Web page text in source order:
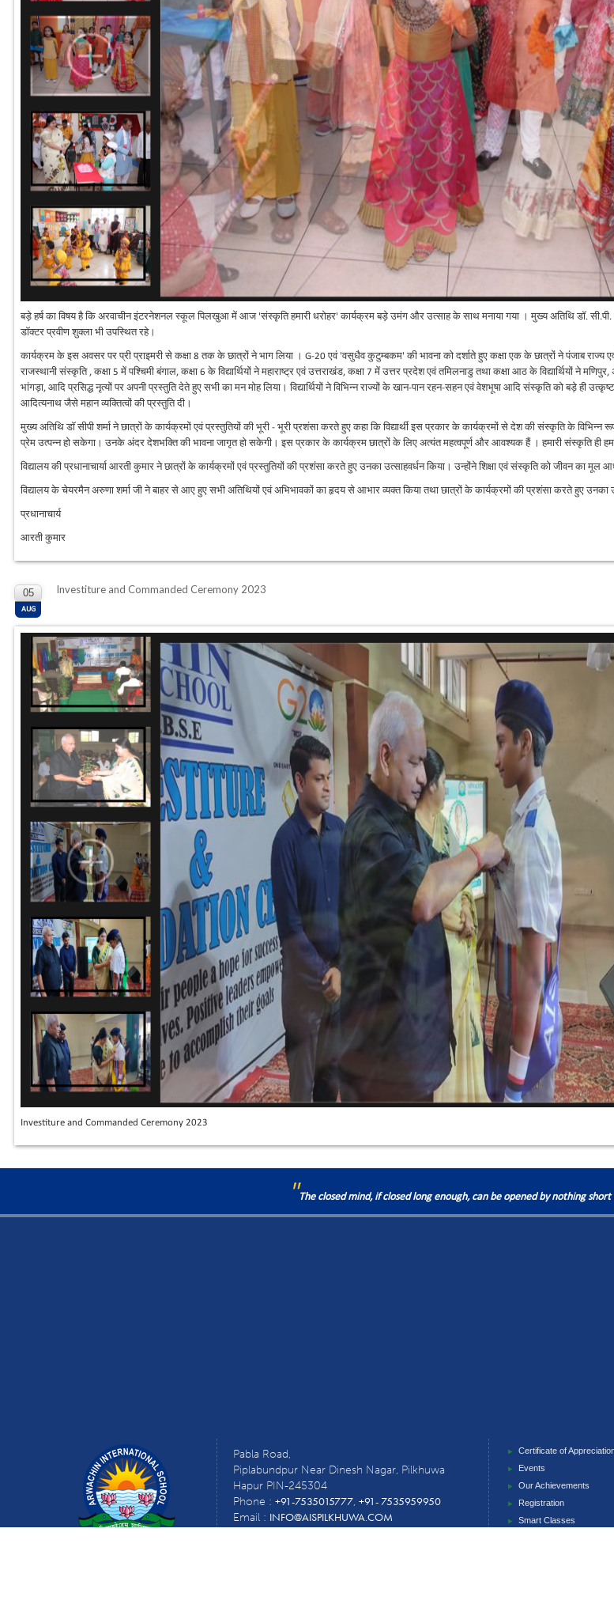
बड़े हर्ष का विषय है कि अरवाचीन इंटरनेशनल स्कूल पिलखुआ में आज 'संस्कृति हमारी धरोहर' कार्यक्रम बड़े उमंग और उत्साह के साथ मनाया गया । मुख्य अतिथि डॉ.
डॉक्टर प्रवीण शुक्ला भी उपस्थित रहे।
कार्यक्रम के इस अवसर पर प्री प्राइमरी से कक्षा 8 तक के छात्रों ने भाग लिया । G-20 एवं 'वसुधैव कुटुम्बकम' की भावना को दर्शाते हुए कक्षा एक के छात्रों ने पंजाब राज्य
राजस्थानी संस्कृति , कक्षा 5 में पश्चिमी बंगाल, कक्षा 6 के विद्यार्थियों ने महाराष्ट्र एवं उत्तराखंड, कक्षा 7 में उत्तर प्रदेश एवं तमिलनाडु तथा कक्षा आठ के विद्यार्थियों ने
भांगड़ा, आदि प्रसिद्ध नृत्यों पर अपनी प्रस्तुति देते हुए सभी का मन मोह लिया। विद्यार्थियों ने विभिन्न राज्यों के खान-पान रहन-सहन एवं वेशभूषा आदि संस्कृति को बड़े ही
आदित्यनाथ जैसे महान व्यक्तित्वों की प्रस्तुति दी।
मुख्य अतिथि डॉ सीपी शर्मा ने छात्रों के कार्यक्रमों एवं प्रस्तुतियों की भूरी - भूरी प्रशंसा करते हुए कहा कि विद्यार्थी इस प्रकार के कार्यक्रमों से देश की संस्कृति के
प्रेम उत्पन्न हो सकेगा। उनके अंदर देशभक्ति की भावना जागृत हो सकेगी। इस प्रकार के कार्यक्रम छात्रों के लिए अत्यंत महत्वपूर्ण और आवश्यक हैं । हमारी संस्कृति ही
विद्यालय की प्रधानाचार्या आरती कुमार ने छात्रों के कार्यक्रमों एवं प्रस्तुतियों की प्रशंसा करते हुए उनका उत्साहवर्धन किया। उन्होंने शिक्षा एवं संस्कृति को जीवन का
विद्यालय के चेयरमैन अरुणा शर्मा जी ने बाहर से आए हुए सभी अतिथियों एवं अभिभावकों का हृदय से आभार व्यक्त किया तथा छात्रों के कार्यक्रमों की प्रशंसा करते हुए उनका
प्रधानाचार्य
आरती कुमार
05
AUG
Investiture and Commanded Ceremony 2023
Investiture and Commanded Ceremony 2023
"The closed mind, if closed long enough, can be opened by nothing
Pabla Road,
Piplabundpur Near Dinesh Nagar, Pilkhuwa
Hapur PIN-245304
Phone :+91-7535015777,+91- 7535959950
Email : INFO@AISPILKHUWA.COM
Certificate of
Events
Our Achievements
Registration
Smart Classes